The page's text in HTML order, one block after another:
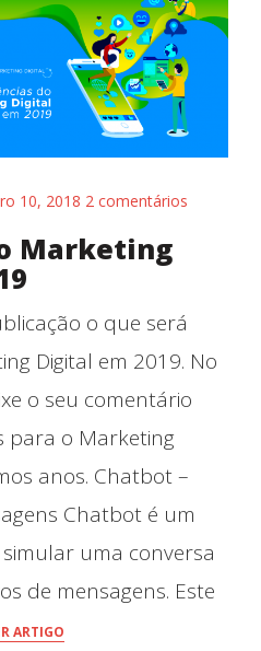
10, 2018 2 comentários
Marketing
o que será
Digital em 2019. No
o seu comentário
para o Marketing
anos. Chatbot –
Chatbot é um
uma conversa
de mensagens. Este
ARTIGO